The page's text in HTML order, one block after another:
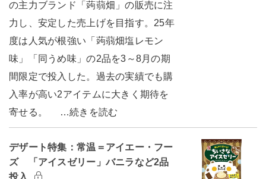
の主力ブランド「蒟蒻畑」の販売に注
力し、安定した売上げを目指す。25年
度は人気が根強い「蒟蒻畑塩レモン
味」「同うめ味」の2品を3～8月の期
間限定で投入した。過去の実績でも購
入率が高い2アイテムに大きく期待を
寄せる。 …続きを読む
デザート特集：常温＝アイエー・フー
ズ 「アイスゼリー」バニラなど2品
投入